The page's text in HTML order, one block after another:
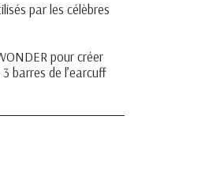
par les célèbres
pour créer
barres de l’earcuff